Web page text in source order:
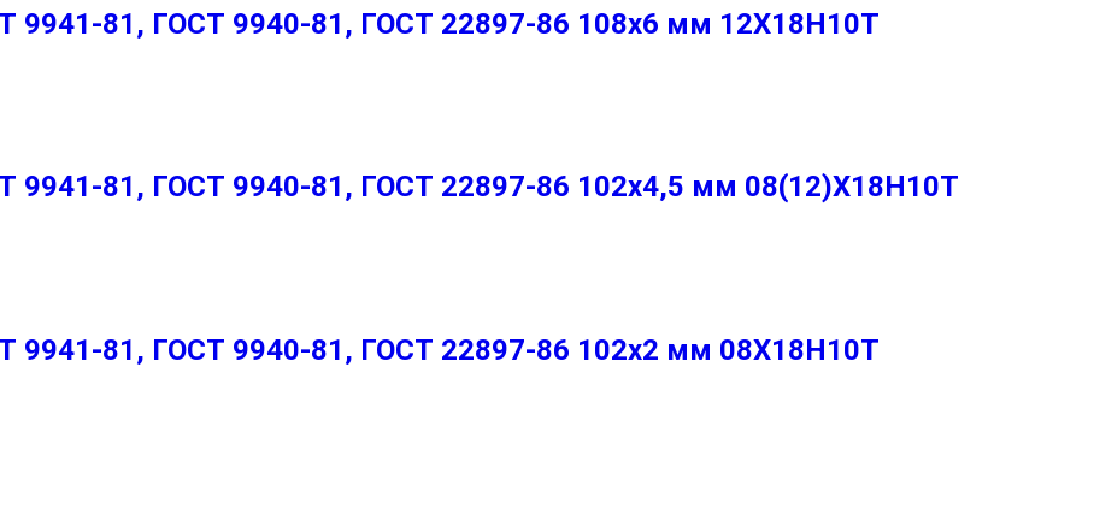
9941-81, ГОСТ 9940-81, ГОСТ 22897-86 108х6 мм 12Х18Н10Т
9941-81, ГОСТ 9940-81, ГОСТ 22897-86 102х4,5 мм 08(12)Х18Н10Т
9941-81, ГОСТ 9940-81, ГОСТ 22897-86 102х2 мм 08Х18Н10Т